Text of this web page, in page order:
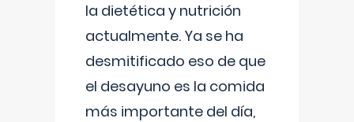
la dietética y nutrición
actualmente. Ya se ha
desmitificado eso de que
el desayuno es la comida
más importante del día,